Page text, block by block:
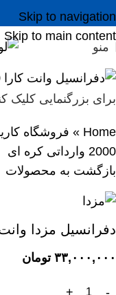
Skip to navigation
Skip to main content
منو
برای بزرگنمایی کلیک
Home
» فروشگاه
2000 وارداتی کره ای
بازگشت به محصولات
دفرانسیل مزدا وانت 2000 وارداتی کره
۳۳,۰۰۰,۰۰۰ تومان